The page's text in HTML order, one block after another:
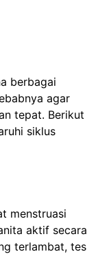
berbagai
agar
tepat. Berikut
siklus
menstruasi
aktif secara
terlambat, tes